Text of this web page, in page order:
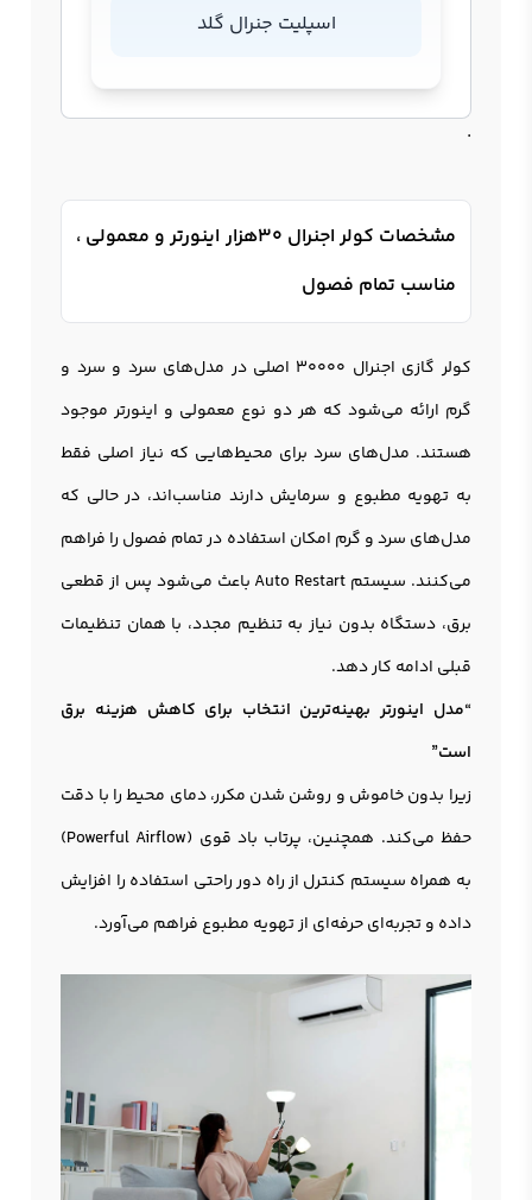
اسپلیت جنرال گلد
.
مشخصات کولر اجنرال 30هزار اینورتر و معمولی ،
مناسب تمام فصول
کولر گازی اجنرال ۳۰۰۰۰ اصلی در مدل‌های سرد و سرد و
گرم ارائه می‌شود که هر دو نوع معمولی و اینورتر موجود
هستند. مدل‌های سرد برای محیط‌هایی که نیاز اصلی فقط
به تهویه مطبوع و سرمایش دارند مناسب‌اند، در حالی که
مدل‌های سرد و گرم امکان استفاده در تمام فصول را فراهم
می‌کنند. سیستم Auto Restart باعث می‌شود پس از قطعی
برق، دستگاه بدون نیاز به تنظیم مجدد، با همان تنظیمات
قبلی ادامه کار دهد.
“مدل اینورتر بهینه‌ترین انتخاب برای کاهش هزینه برق
است”
زیرا بدون خاموش و روشن شدن مکرر، دمای محیط را با دقت
حفظ می‌کند. همچنین، پرتاب باد قوی (Powerful Airflow)
به همراه سیستم کنترل از راه دور راحتی استفاده را افزایش
داده و تجربه‌ای حرفه‌ای از تهویه مطبوع فراهم می‌آورد.